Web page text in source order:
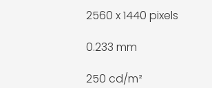
2560 x 1440 pixels
0.233 mm
250 cd/m²